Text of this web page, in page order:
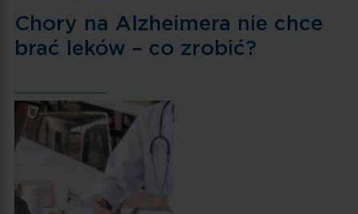
Chory na Alzheimera nie chce
brać leków – co zrobić?